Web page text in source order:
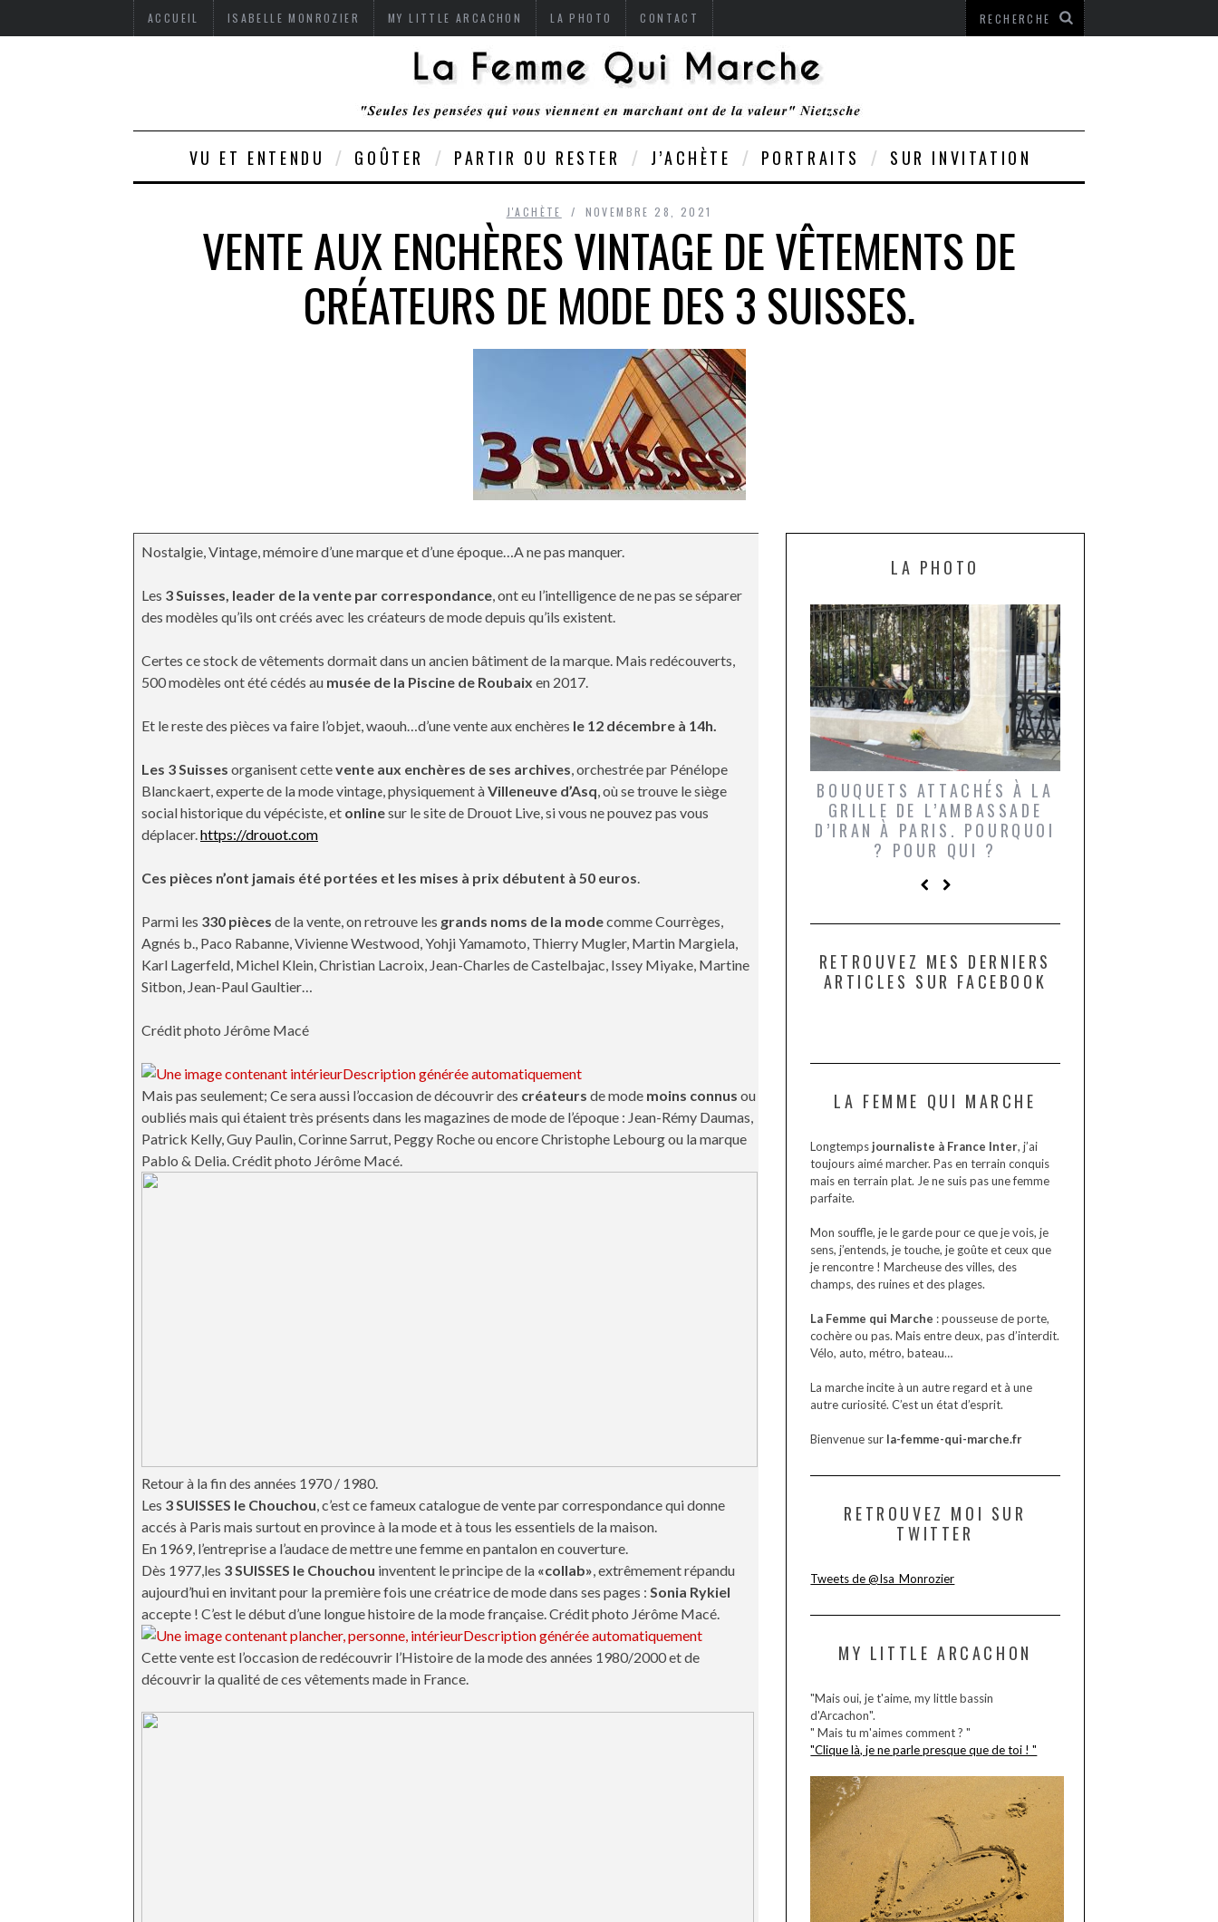
ACCUEIL ISABELLE MONROZIER MY LITTLE ARCACHON LA PHOTO CONTACT
VU ET ENTENDU GOÛTER PARTIR OU RESTER J’ACHÈTE PORTRAITS SUR INVITATION
J'ACHÈTE NOVEMBRE 28, 2021
VENTE AUX ENCHÈRES VINTAGE DE VÊTEMENTS DE
CRÉATEURS DE MODE DES 3 SUISSES.
Nostalgie, Vintage, mémoire d’une marque et d’une époque…A ne pas manquer.
Les 3 Suisses, leader de la vente par correspondance, ont eu l’intelligence de ne pas se séparer
des modèles qu’ils ont créés avec les créateurs de mode depuis qu’ils existent.
Certes ce stock de vêtements dormait dans un ancien bâtiment de la marque. Mais redécouverts,
500 modèles ont été cédés au musée de la Piscine de Roubaix en 2017.
Et le reste des pièces va faire l’objet, waouh…d’une vente aux enchères le 12 décembre à 14h.
Les 3 Suisses organisent cettevente aux enchères de ses archives, orchestrée par Pénélope
Blanckaert, experte de la mode vintage, physiquement àVilleneuve d’Asq, où se trouve le siège
social historique du vépéciste, et onlinesur le site de Drouot Live, si vous ne pouvez pas vous
déplacer.https://drouot.com
Ces pièces n’ont jamais été portées et les mises à prix débutent à 50 euros.
Parmi les 330 pièces de la vente, on retrouve les grands noms de la modecomme Courrèges,
Agnés b., Paco Rabanne, Vivienne Westwood, Yohji Yamamoto, Thierry Mugler, Martin Margiela,
Karl Lagerfeld, Michel Klein, Christian Lacroix, Jean-Charles de Castelbajac, Issey Miyake, Martine
Sitbon, Jean-Paul Gaultier…
Crédit photo Jérôme Macé
Mais pas seulement; Ce sera aussi l’occasion de découvrir des créateurs de mode moins connus ou
oubliés mais qui étaient très présents dans les magazines de mode de l’époque : Jean-Rémy Daumas,
Patrick Kelly, Guy Paulin, Corinne Sarrut, Peggy Roche ou encore Christophe Lebourg ou la marque
Pablo & Delia. Crédit photo Jérôme Macé.
Retour à la fin des années 1970 / 1980.
Les 3 SUISSES le Chouchou, c’est ce fameux catalogue de vente par correspondance qui donne
accés à Paris mais surtout en province à la mode et à tous les essentiels de la maison.
En 1969, l’entreprise a l’audace de mettre une femme en pantalon en couverture.
Dès 1977,les 3 SUISSES le Chouchou inventent le principe de la «collab», extrêmement répandu
aujourd’hui en invitant pour la première fois une créatrice de mode dans ses pages : Sonia Rykiel
accepte ! C’est le début d’une longue histoire de la mode française. Crédit photo Jérôme Macé.
Cette vente est l’occasion de redécouvrir l’Histoire de la mode des années 1980/2000 et de
découvrir la qualité de ces vêtements made in France.
LA PHOTO
UNE MOUETTE SUR LA TÊTE
DE LA VIERGE À BIARRITZ.
BOUQUETS ATTACHÉS À LA
GRILLE DE L’AMBASSADE
D’IRAN À PARIS. POURQUOI
? POUR QUI ?
RETROUVEZ MES DERNIERS
ARTICLES SUR FACEBOOK
LA FEMME QUI MARCHE
Longtemps journaliste à France Inter, j’ai
toujours aimé marcher. Pas en terrain conquis
mais en terrain plat. Je ne suis pas une femme
parfaite.
Mon souffle, je le garde pour ce que je vois, je
sens, j’entends, je touche, je goûte et ceux que
je rencontre ! Marcheuse des villes, des
champs, des ruines et des plages.
La Femme qui Marche : pousseuse de porte,
cochère ou pas. Mais entre deux, pas d’interdit.
Vélo, auto, métro, bateau…
La marche incite à un autre regard et à une
autre curiosité. C’est un état d’esprit.
Bienvenue sur la-femme-qui-marche.fr
RETROUVEZ MOI SUR
TWITTER
Tweets de @Isa_Monrozier
MY LITTLE ARCACHON
"Mais oui, je t'aime, my little bassin
d'Arcachon".
" Mais tu m'aimes comment ? "
"Clique là, je ne parle presque que de toi ! "